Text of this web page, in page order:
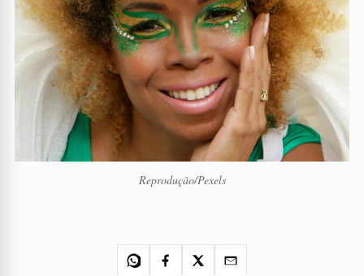
Reprodução/Pexels